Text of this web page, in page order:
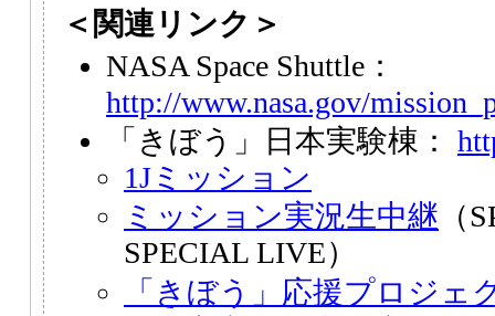
＜関連リンク＞
NASA Space Shuttle：
http://www.nasa.gov/
「きぼう」日本実験棟：
1Jミッション
ミッション実況生中継 （
SPECIAL LIVE）
「きぼう」応援プロジェ